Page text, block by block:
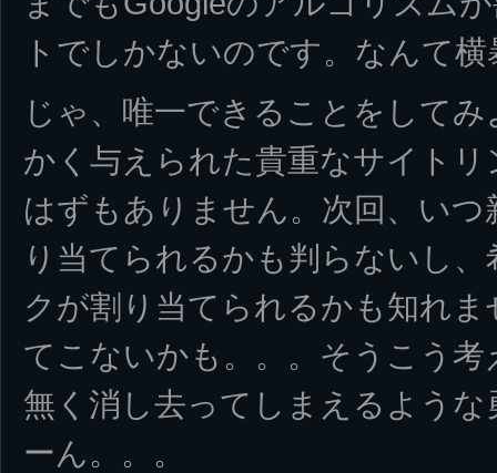
トでしかないのです。なんて
じゃ、唯一できることをして
かく与えられた貴重なサイト
はずもありません。次回、い
り当てられるかも判らないし
クが割り当てられるかも知れ
てこないかも。。。そうこう
無く消し去ってしまえるよう
ーん。。。